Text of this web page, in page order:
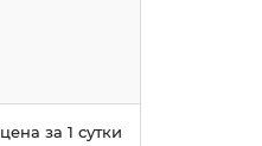
цена за 1 сутки